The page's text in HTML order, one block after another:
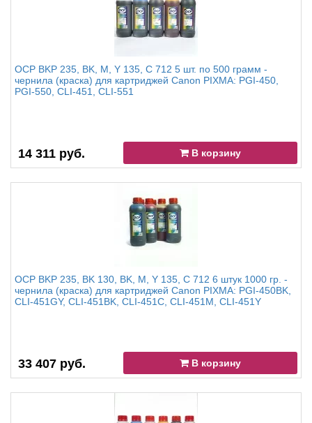
OCP BKP 235, BK, M, Y 135, C 712 5 шт. по 500 грамм -
чернила (краска) для картриджей Canon PIXMA: PGI-450,
PGI-550, CLI-451, CLI-551
14 311 руб. В корзину
OCP BKP 235, BK 130, BK, M, Y 135, C 712 6 штук 1000 гр. -
чернила (краска) для картриджей Canon PIXMA: PGI-450BK,
CLI-451GY, CLI-451BK, CLI-451C, CLI-451M, CLI-451Y
33 407 руб. В корзину